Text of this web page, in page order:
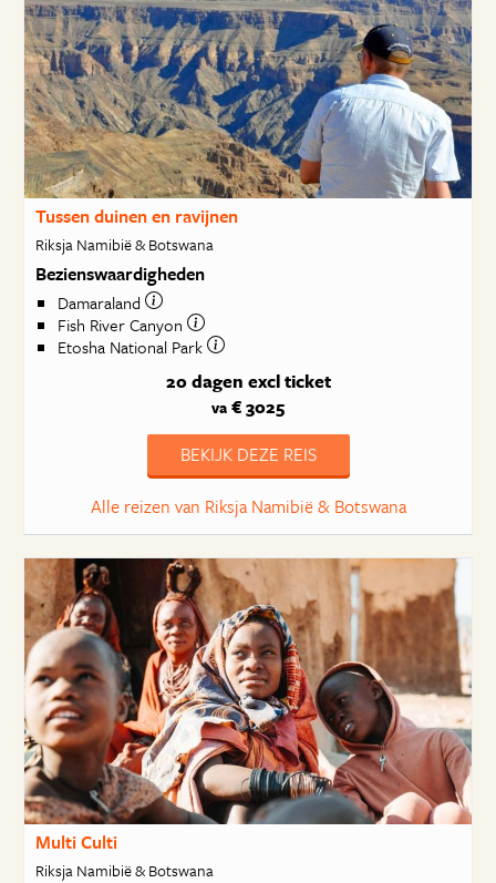
Tussen duinen en ravijnen
Riksja Namibië & Botswana
Bezienswaardigheden
Damaraland
Fish River Canyon
Etosha National Park
20 dagen excl ticket
va € 3025
BEKIJK DEZE REIS
Alle reizen van Riksja Namibië & Botswana
Multi Culti
Riksja Namibië & Botswana